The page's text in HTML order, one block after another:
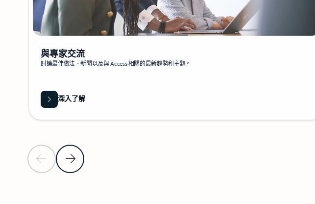
上一頁投影片下一頁投影片
與專家交流
討論最佳做法、新聞以及與 Access 相關的最新趨勢和主題。
深入了解